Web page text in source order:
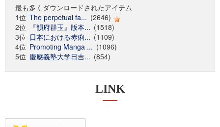
最も多くダウンロードされたアイテム
1位 The perpetual fa... (2646)
2位
『韻府群玉』版本... (1518)
3位 日本における赤痢... (1109)
4位 Promoting Manga ... (1096)
5位 慶應義塾大学日吉... (854)
LINK